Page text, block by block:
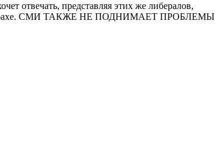
отвечать, представляя этих же либералов,
и страхе. СМИ ТАКЖЕ НЕ ПОДНИМАЕТ ПРОБЛЕМЫ